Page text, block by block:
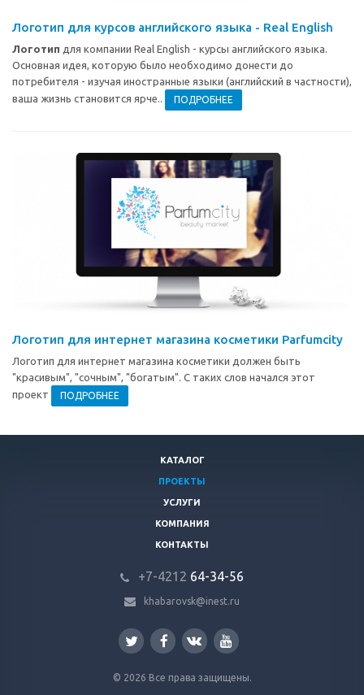
Логотип для курсов английского языка - Real English
Логотип для компании Real English - курсы английского языка.
Основная идея, которую было необходимо донести до
потребителя - изучая иностранные языки (английский в частности),
ваша жизнь становится ярче..
ПОДРОБНЕЕ
Логотип для интернет магазина косметики Parfumcity
Логотип для интернет магазина косметики должен быть
"красивым", "сочным", "богатым". С таких слов начался этот
проект
ПОДРОБНЕЕ
КАТАЛОГ
ПРОЕКТЫ
УСЛУГИ
КОМПАНИЯ
КОНТАКТЫ
+7-4212 64-34-56
khabarovsk@inest.ru
© 2026 Все права защищены.